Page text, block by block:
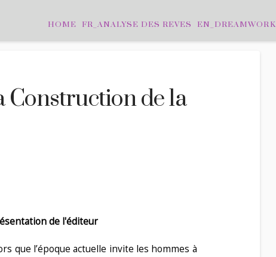
HOME FR_ANALYSE DES REVES EN_DREAMWORK
Construction de la
de l'éditeur
que l’époque actuelle invite les hommes à